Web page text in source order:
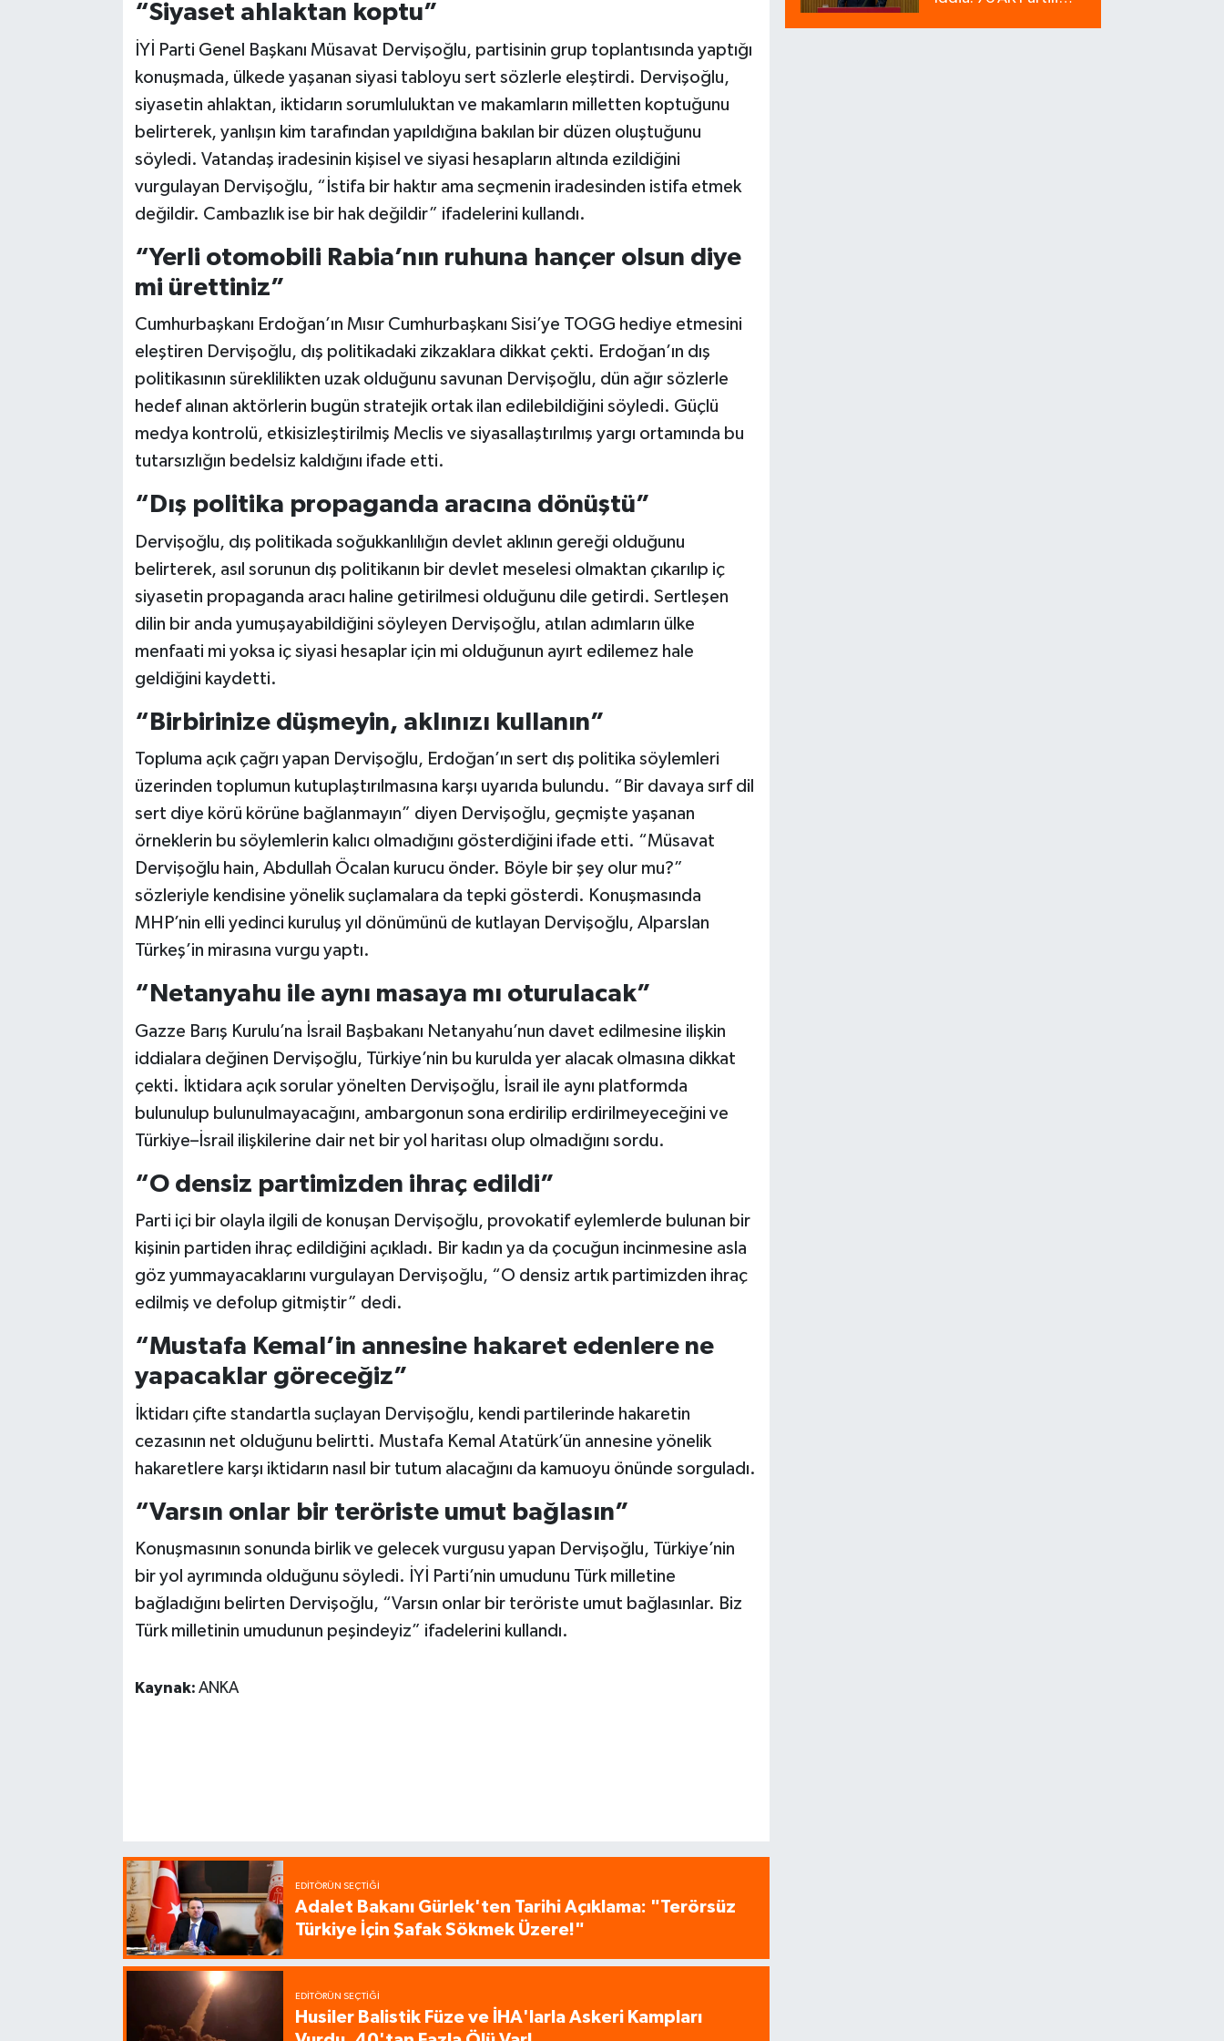
“Siyaset ahlaktan koptu”
İYİ Parti Genel Başkanı Müsavat Dervişoğlu, partisinin grup toplantısında yaptığı
konuşmada, ülkede yaşanan siyasi tabloyu sert sözlerle eleştirdi. Dervişoğlu,
siyasetin ahlaktan, iktidarın sorumluluktan ve makamların milletten koptuğunu
belirterek, yanlışın kim tarafından yapıldığına bakılan bir düzen oluştuğunu
söyledi. Vatandaş iradesinin kişisel ve siyasi hesapların altında ezildiğini
vurgulayan Dervişoğlu, “İstifa bir haktır ama seçmenin iradesinden istifa etmek
değildir. Cambazlık ise bir hak değildir” ifadelerini kullandı.
“Yerli otomobili Rabia’nın ruhuna hançer olsun diye
mi ürettiniz”
Cumhurbaşkanı Erdoğan’ın Mısır Cumhurbaşkanı Sisi’ye TOGG hediye etmesini
eleştiren Dervişoğlu, dış politikadaki zikzaklara dikkat çekti. Erdoğan’ın dış
politikasının süreklilikten uzak olduğunu savunan Dervişoğlu, dün ağır sözlerle
hedef alınan aktörlerin bugün stratejik ortak ilan edilebildiğini söyledi. Güçlü
medya kontrolü, etkisizleştirilmiş Meclis ve siyasallaştırılmış yargı ortamında bu
tutarsızlığın bedelsiz kaldığını ifade etti.
“Dış politika propaganda aracına dönüştü”
Dervişoğlu, dış politikada soğukkanlılığın devlet aklının gereği olduğunu
belirterek, asıl sorunun dış politikanın bir devlet meselesi olmaktan çıkarılıp iç
siyasetin propaganda aracı haline getirilmesi olduğunu dile getirdi. Sertleşen
dilin bir anda yumuşayabildiğini söyleyen Dervişoğlu, atılan adımların ülke
menfaati mi yoksa iç siyasi hesaplar için mi olduğunun ayırt edilemez hale
geldiğini kaydetti.
“Birbirinize düşmeyin, aklınızı kullanın”
Topluma açık çağrı yapan Dervişoğlu, Erdoğan’ın sert dış politika söylemleri
üzerinden toplumun kutuplaştırılmasına karşı uyarıda bulundu. “Bir davaya sırf dil
sert diye körü körüne bağlanmayın” diyen Dervişoğlu, geçmişte yaşanan
örneklerin bu söylemlerin kalıcı olmadığını gösterdiğini ifade etti. “Müsavat
Dervişoğlu hain, Abdullah Öcalan kurucu önder. Böyle bir şey olur mu?”
sözleriyle kendisine yönelik suçlamalara da tepki gösterdi. Konuşmasında
MHP’nin elli yedinci kuruluş yıl dönümünü de kutlayan Dervişoğlu, Alparslan
Türkeş’in mirasına vurgu yaptı.
“Netanyahu ile aynı masaya mı oturulacak”
Gazze Barış Kurulu’na İsrail Başbakanı Netanyahu’nun davet edilmesine ilişkin
iddialara değinen Dervişoğlu, Türkiye’nin bu kurulda yer alacak olmasına dikkat
çekti. İktidara açık sorular yönelten Dervişoğlu, İsrail ile aynı platformda
bulunulup bulunulmayacağını, ambargonun sona erdirilip erdirilmeyeceğini ve
Türkiye–İsrail ilişkilerine dair net bir yol haritası olup olmadığını sordu.
“O densiz partimizden ihraç edildi”
Parti içi bir olayla ilgili de konuşan Dervişoğlu, provokatif eylemlerde bulunan bir
kişinin partiden ihraç edildiğini açıkladı. Bir kadın ya da çocuğun incinmesine asla
göz yummayacaklarını vurgulayan Dervişoğlu, “O densiz artık partimizden ihraç
edilmiş ve defolup gitmiştir” dedi.
“Mustafa Kemal’in annesine hakaret edenlere ne
yapacaklar göreceğiz”
İktidarı çifte standartla suçlayan Dervişoğlu, kendi partilerinde hakaretin
cezasının net olduğunu belirtti. Mustafa Kemal Atatürk’ün annesine yönelik
hakaretlere karşı iktidarın nasıl bir tutum alacağını da kamuoyu önünde sorguladı.
“Varsın onlar bir teröriste umut bağlasın”
Konuşmasının sonunda birlik ve gelecek vurgusu yapan Dervişoğlu, Türkiye’nin
bir yol ayrımında olduğunu söyledi. İYİ Parti’nin umudunu Türk milletine
bağladığını belirten Dervişoğlu, “Varsın onlar bir teröriste umut bağlasınlar. Biz
Türk milletinin umudunun peşindeyiz” ifadelerini kullandı.
Kaynak: ANKA
EDITÖRÜN SEÇTIĞI
Adalet Bakanı Gürlek'ten Tarihi Açıklama: "Terörsüz
Türkiye İçin Şafak Sökmek Üzere!"
EDITÖRÜN SEÇTIĞI
Husiler Balistik Füze ve İHA'larla Askeri Kampları